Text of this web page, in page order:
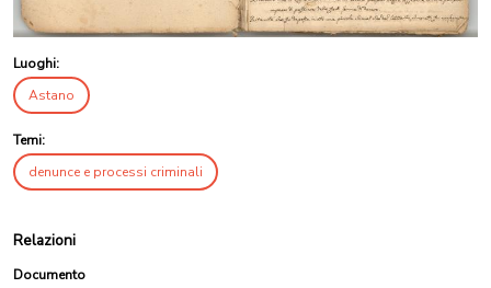
Luoghi:
Astano
Temi:
denunce e processi criminali
Relazioni
Documento